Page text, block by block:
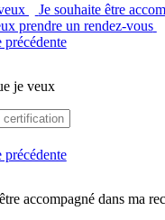
Je souhaite être
prendre un rendez-vous
je veux
accompagné dans ma